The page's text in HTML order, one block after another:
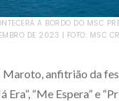
A BORDO DO MSC
DE 2023 | FOTO: MSC
Maroto, anfitrião da
Era”, “Me Espera” e